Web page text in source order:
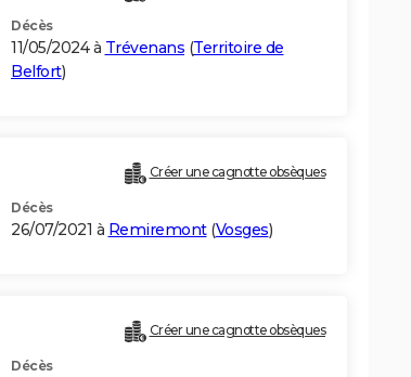
Décès
11/05/2024 à Trévenans (Territoire de
Belfort)
Créer une cagnotte obsèques
Décès
26/07/2021 à Remiremont(Vosges)
Créer une cagnotte obsèques
Décès